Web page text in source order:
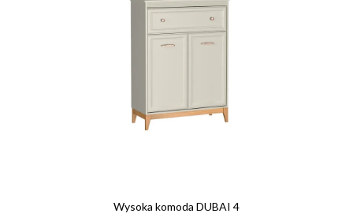
Wysoka komoda DUBAI 4